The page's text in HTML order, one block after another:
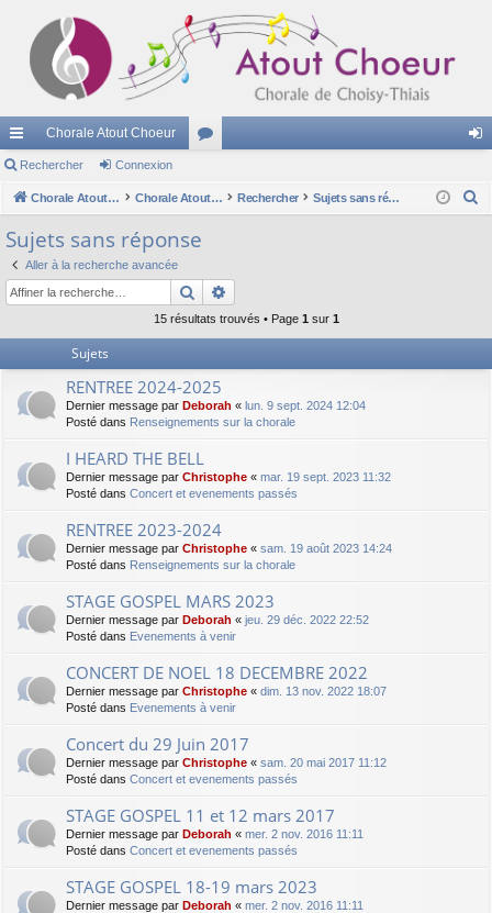
cc
ès
ra
pi
de
Chorale Atout Choeur
u ne
Rechercher Connexion
Chorale Atout Choeur Chorale Atout Choeur Rechercher Sujets sans réponse
c
Sujets sans réponse
Aller à la recherche avancée
Rechercher
15 résultats trouvés • Page 1 sur 1
Sujets
RENTREE 2024-2025
Dernier message par Deborah « lun. 9 sept. 2024 12:04
Posté dans Renseignements sur la chorale
I HEARD THE BELL
Dernier message par Christophe « mar. 19 sept. 2023 11:32
Posté dans Concert et evenements passés
RENTREE 2023-2024
Dernier message par Christophe « sam. 19 août 2023 14:24
Posté dans Renseignements sur la chorale
STAGE GOSPEL MARS 2023
Dernier message par Deborah « jeu. 29 déc. 2022 22:52
Posté dans Evenements à venir
CONCERT DE NOEL 18 DECEMBRE 2022
Dernier message par Christophe « dim. 13 nov. 2022 18:07
Posté dans Evenements à venir
Concert du 29 Juin 2017
Dernier message par Christophe « sam. 20 mai 2017 11:12
Posté dans Concert et evenements passés
STAGE GOSPEL 11 et 12 mars 2017
Dernier message par Deborah « mer. 2 nov. 2016 11:11
Posté dans Concert et evenements passés
STAGE GOSPEL 18-19 mars 2023
Dernier message par Deborah « mer. 2 nov. 2016 11:11